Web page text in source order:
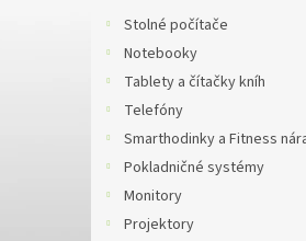
Stolné počítače
Notebooky
Tablety a čítačky kníh
Telefóny
Smarthodinky a Fitness
Pokladničné systémy
Monitory
Projektory